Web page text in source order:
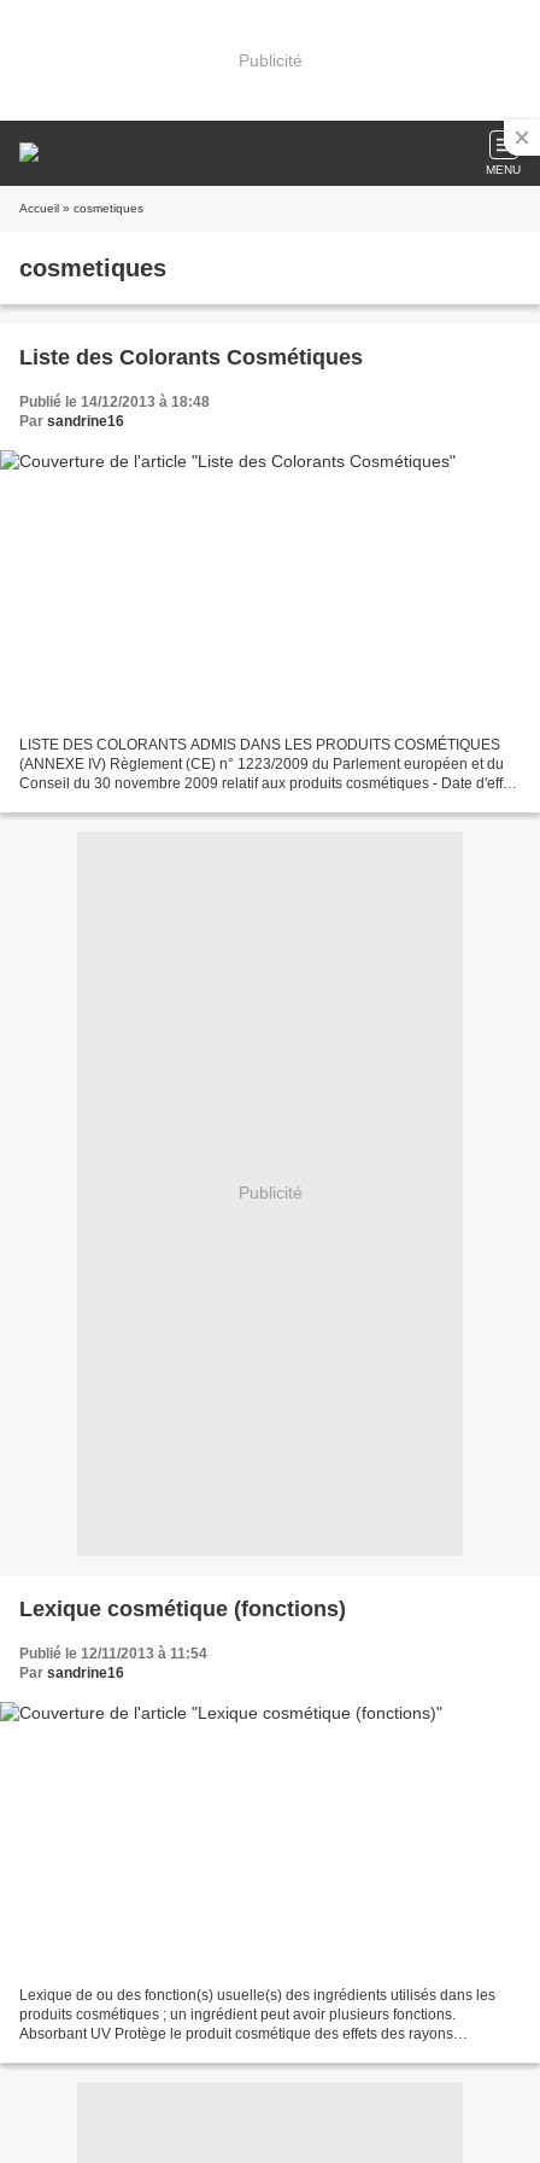
Publicité
MENU
Accueil » cosmetiques
cosmetiques
Liste des Colorants Cosmétiques
Publié le 14/12/2013 à 18:48
Par sandrine16
LISTE DES COLORANTS ADMIS DANS LES PRODUITS COSMÉTIQUES
(ANNEXE IV) Règlement (CE) n° 1223/2009 du Parlement européen et du
Conseil du 30 novembre 2009 relatif aux produits cosmétiques - Date d'effet
Publicité
Lexique cosmétique (fonctions)
Publié le 12/11/2013 à 11:54
Par sandrine16
Lexique de ou des fonction(s) usuelle(s) des ingrédients utilisés dans les
produits cosmétiques ; un ingrédient peut avoir plusieurs fonctions.
Absorbant UV Protège le produit cosmétique des effets des rayons